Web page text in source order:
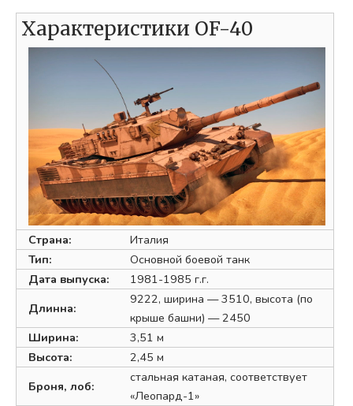
Характеристики OF-40
Страна:
Италия
Тип:
Основной боевой танк
Дата выпуска:
1981-1985 г.г.
Длинна:
9222, ширина — 3510, высота (по
крыше башни) — 2450
Ширина:
3,51 м
Высота:
2,45 м
Броня, лоб:
стальная катаная, соответствует
«Леопард-1»